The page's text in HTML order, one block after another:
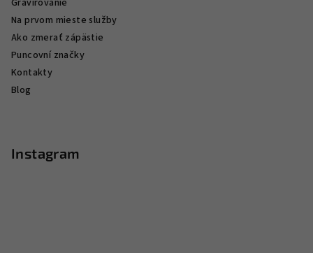
Gravírovanie
Na prvom mieste služby
Ako zmerať zápästie
Puncovní značky
Kontakty
Blog
Instagram